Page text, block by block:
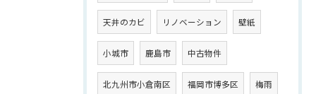
天井のカビ リノベーション 壁紙
小城市 鹿島市 中古物件
北九州市小倉南区 福岡市博多区 梅雨